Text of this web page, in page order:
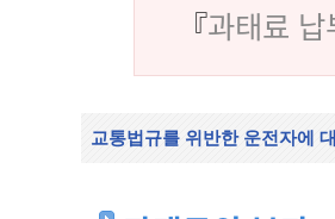
『과태료 납
교통법규를 위반한 운전자에